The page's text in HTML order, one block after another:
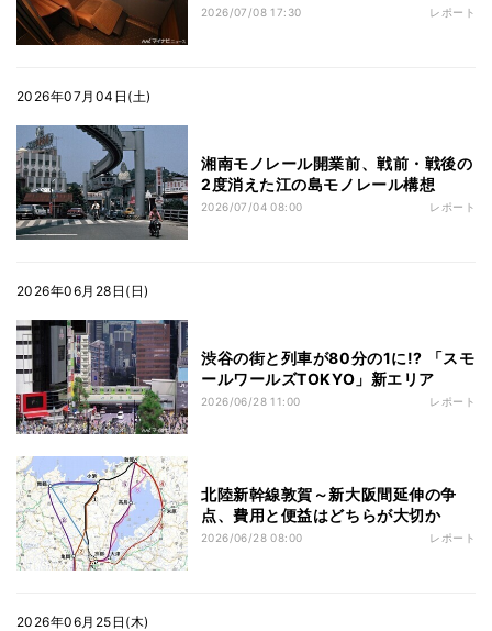
2026/07/08 17:30 レポート
2026年07月04日(土)
湘南モノレール開業前、戦前・戦後の
2度消えた江の島モノレール構想
2026/07/04 08:00 レポート
2026年06月28日(日)
渋谷の街と列車が80分の1に!? 「スモ
ールワールズTOKYO」新エリア
2026/06/28 11:00 レポート
北陸新幹線敦賀～新大阪間延伸の争
点、費用と便益はどちらが大切か
2026/06/28 08:00 レポート
2026年06月25日(木)